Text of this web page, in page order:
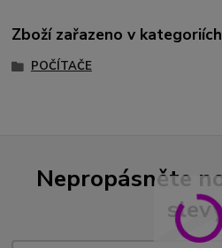
Zboží zařazeno v kategoriích
POČÍTAČE
Nepropásněte